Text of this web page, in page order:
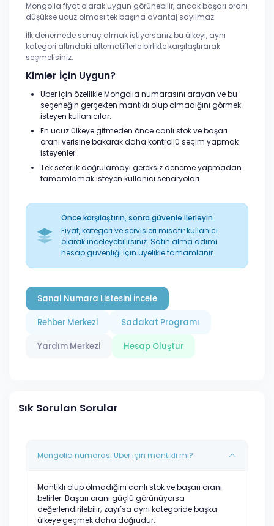
Mongolia fiyat olarak uygun görünebilir, ancak başarı oranı
düşükse ucuz olması tek başına avantaj sayılmaz.
İlk denemede sonuç almak istiyorsanız bu ülkeyi, aynı
kategori altındaki alternatiflerle birlikte karşılaştırarak
seçmelisiniz.
Kimler İçin Uygun?
Uber için özellikle Mongolia numarasını arayan ve bu
seçeneğin gerçekten mantıklı olup olmadığını görmek
isteyen kullanıcılar.
En ucuz ülkeye gitmeden önce canlı stok ve başarı
oranı verisine bakarak daha kontrollü seçim yapmak
isteyenler.
Tek seferlik doğrulamayı gereksiz deneme yapmadan
tamamlamak isteyen kullanıcı senaryoları.
Önce karşılaştırın, sonra güvenle ilerleyin
Fiyat, kategori ve servisleri misafir kullanıcı
olarak inceleyebilirsiniz. Satın alma adımı
hesap güvenliği için üyelikle tamamlanır.
Sanal Numara Listesini İncele
Rehber Merkezi Sadakat Programı
Yardım Merkezi Hesap Oluştur
Sık Sorulan Sorular
Mongolia numarası Uber için mantıklı mı?
Mantıklı olup olmadığını canlı stok ve başarı oranı
belirler. Başarı oranı güçlü görünüyorsa
değerlendirilebilir; zayıfsa aynı kategoride başka
ülkeye geçmek daha doğrudur.